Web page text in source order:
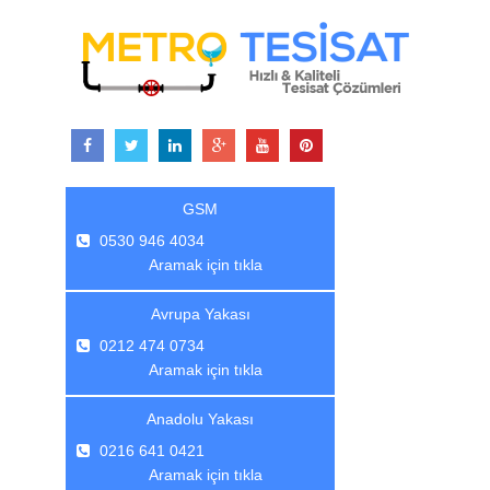
GSM
Aramak için tıkla
0530 946 4034
Avrupa Yakası
Aramak için tıkla
0212 474 0734
Anadolu Yakası
Aramak için tıkla
0216 641 0421